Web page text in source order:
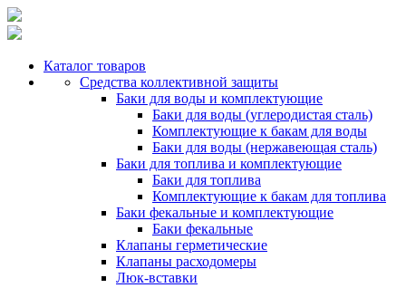
Каталог товаров
Средства коллективной защиты
Баки для воды и комплектующие
Баки для воды (углеродистая сталь)
Комплектующие к бакам для воды
Баки для воды (нержавеющая сталь)
Баки для топлива и комплектующие
Баки для топлива
Комплектующие к бакам для топлива
Баки фекальные и комплектующие
Баки фекальные
Клапаны герметические
Клапаны расходомеры
Люк-вставки